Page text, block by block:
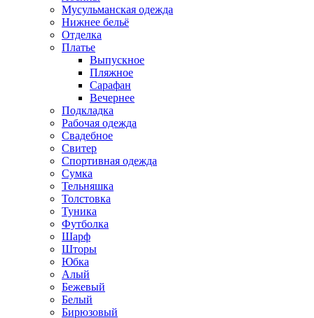
Мусульманская одежда
Нижнее бельё
Отделка
Платье
Выпускное
Пляжное
Сарафан
Вечернее
Подкладка
Рабочая одежда
Свадебное
Свитер
Спортивная одежда
Сумка
Тельняшка
Толстовка
Туника
Футболка
Шарф
Шторы
Юбка
Алый
Бежевый
Белый
Бирюзовый